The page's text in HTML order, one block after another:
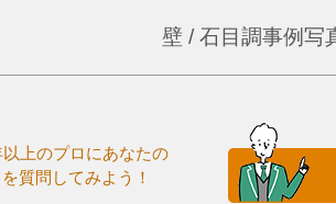
壁 / 石目調事例写
上のプロにあなたの
質問してみよう！